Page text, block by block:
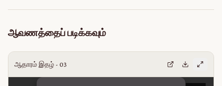
ஆவணத்தைப் படிக்கவும்
ஆதாரம் இதழ் - 03